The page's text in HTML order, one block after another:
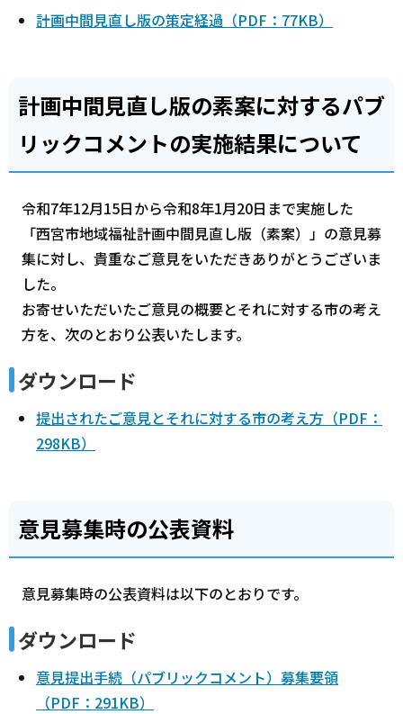
計画中間見直し版の策定経過（PDF：77KB）
計画中間見直し版の素案に対するパブ
リックコメントの実施結果について
令和7年12月15日から令和8年1月20日まで実施した
「西宮市地域福祉計画中間見直し版（素案）」の意見募
集に対し、貴重なご意見をいただきありがとうございま
した。
お寄せいただいたご意見の概要とそれに対する市の考え
方を、次のとおり公表いたします。
ダウンロード
提出されたご意見とそれに対する市の考え方（PDF：
298KB）
意見募集時の公表資料
意見募集時の公表資料は以下のとおりです。
ダウンロード
意見提出手続（パブリックコメント）募集要領
（PDF：291KB）